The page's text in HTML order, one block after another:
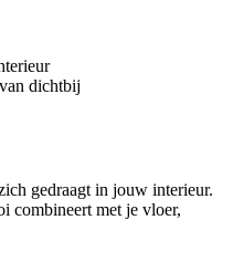
dichtbij
gedraagt in jouw interieur.
combineert met je vloer,